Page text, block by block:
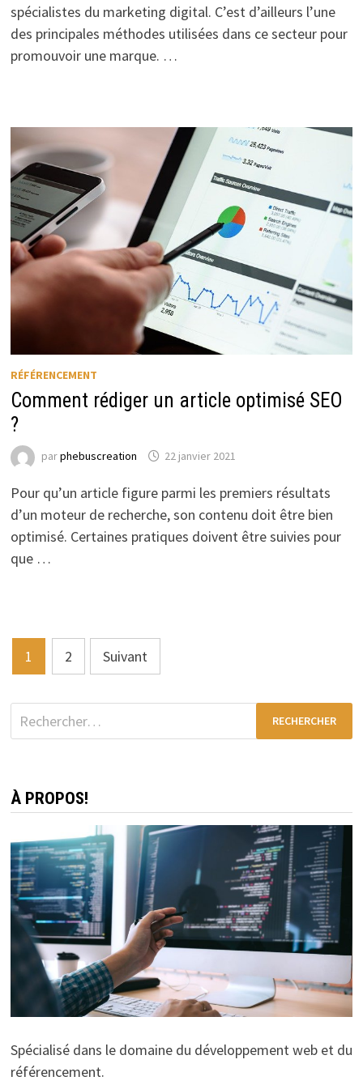
spécialistes du marketing digital. C’est d’ailleurs l’une
des principales méthodes utilisées dans ce secteur pour
promouvoir une marque. …
RÉFÉRENCEMENT
Comment rédiger un article optimisé SEO
?
parphebuscreation 22 janvier 2021
Pour qu’un article figure parmi les premiers résultats
d’un moteur de recherche, son contenu doit être bien
optimisé. Certaines pratiques doivent être suivies pour
que …
Pagination
des
publications
1 2 Suivant
Rechercher :
À PROPOS!
Spécialisé dans le domaine du développement web et du
référencement.